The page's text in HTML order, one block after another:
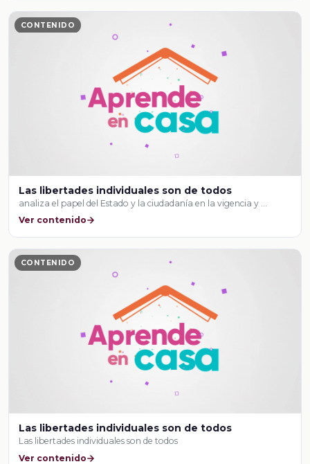
CONTENIDO
Las libertades individuales son de todos
analiza el papel del Estado y la ciudadanía en la vigencia y …
Ver contenido
CONTENIDO
Las libertades individuales son de todos
Las libertades individuales son de todos
Ver contenido